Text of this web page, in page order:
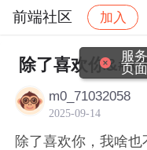
前端社区 加入
社区 前端社区
除了喜欢你
m0_71032058
2025-09-14
除了喜欢你，我啥也
服
页